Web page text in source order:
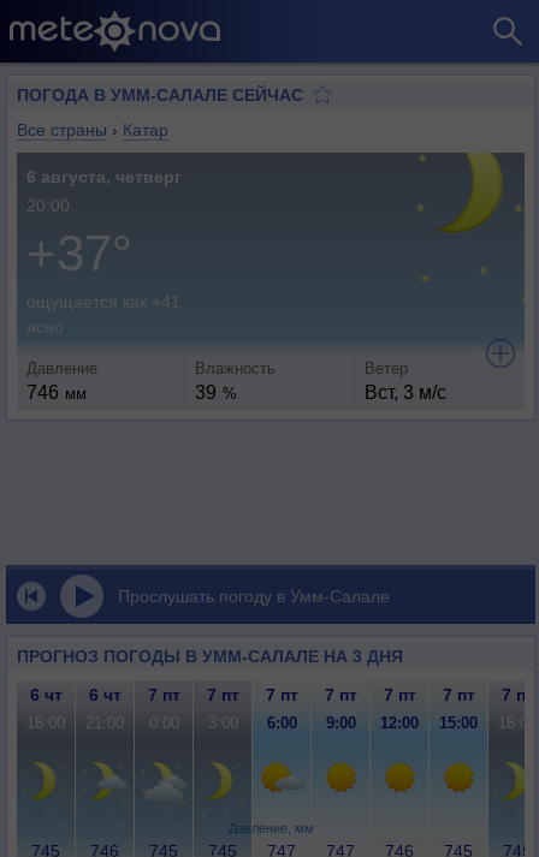
ПОГОДА В УММ-САЛАЛЕ СЕЙЧАС
Все страны › Катар
6 августа, четверг
20:00
+37°
ощущается как +41
ясно
Давление
746 мм
Влажность
39 %
Ветер
Вст, 3 м/с
Прослушать погоду в Умм-Салале
ПРОГНОЗ ПОГОДЫ В УММ-САЛАЛЕ НА 3 ДНЯ
Давление, мм
6 чт 6 чт 7 пт 7 пт 7 пт 7 пт 7 пт 7 пт 7 пт
18:00 21:00 0:00 3:00 6:00 9:00 12:00 15:00 18:00
745 746 745 745 747 747 746 745 745